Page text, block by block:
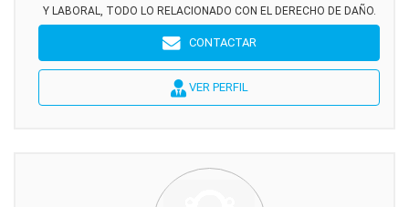
Y LABORAL, TODO LO RELACIONADO CON EL DERECHO DE DAÑO.
CONTACTAR
VER PERFIL